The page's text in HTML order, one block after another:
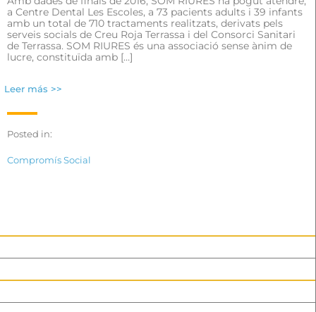
a Centre Dental Les Escoles, a 73 pacients adults i 39 infants
amb un total de 710 tractaments realitzats, derivats pels
serveis socials de Creu Roja Terrassa i del Consorci Sanitari
de Terrassa. SOM RIURES és una associació sense ànim de
lucre, constituïda amb […]
Leer más >>
Posted in:
Compromís Social